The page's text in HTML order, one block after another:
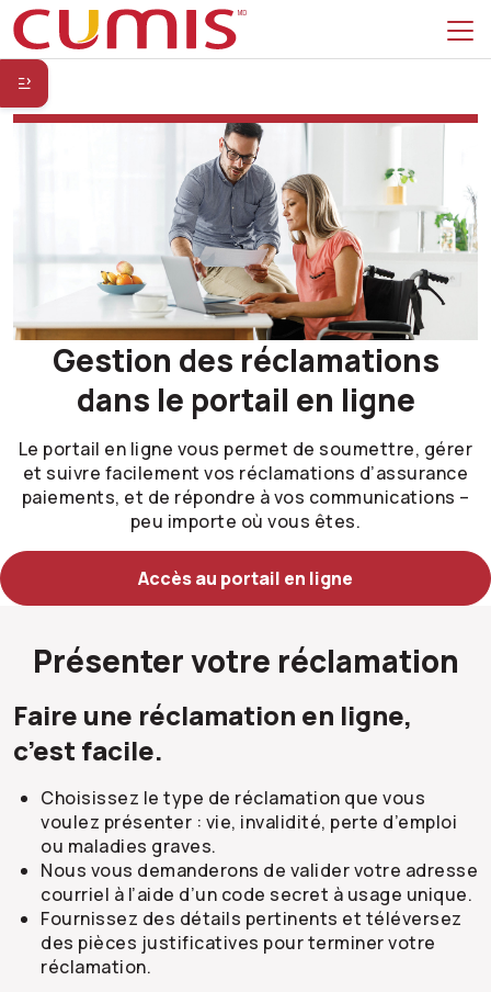
Passer à la recherche
Passer au menu principal
Passer au menu secondaire
Passer au contenu principal
Passer au pied de page
Gestion des réclamations
dans le portail en ligne
Le portail en ligne vous permet de soumettre, gérer
et suivre facilement vos réclamations d’assurance
paiements, et de répondre à vos communications –
peu importe où vous êtes.
Accès au portail en ligne
Présenter votre réclamation
Faire une réclamation en ligne,
c’est facile.
Choisissez le type de réclamation que vous
voulez présenter : vie, invalidité, perte d’emploi
ou maladies graves.
Nous vous demanderons de valider votre adresse
courriel à l’aide d’un code secret à usage unique.
Fournissez des détails pertinents et téléversez
des pièces justificatives pour terminer votre
réclamation.